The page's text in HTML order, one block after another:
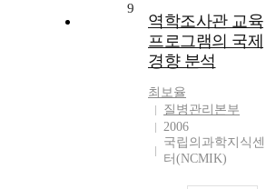
9
역학조사관 교육
프로그램의 국제
경향 분석
최보율
질병관리본부
2006
국립의과학지식센
터(NCMIK)